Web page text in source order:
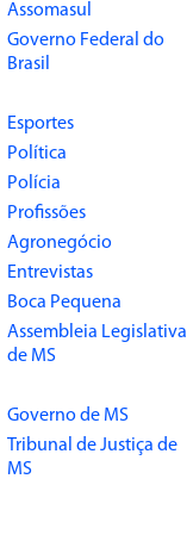
Assomasul
Governo Federal do
Brasil
Esportes
Política
Polícia
Profissões
Agronegócio
Entrevistas
Boca Pequena
Assembleia Legislativa
de MS
Governo de MS
Tribunal de Justiça de
MS